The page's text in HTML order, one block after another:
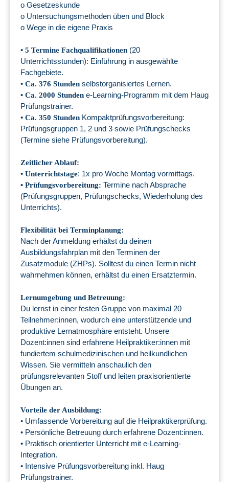
o Gesetzeskunde
o Untersuchungsmethoden üben und Block
o Wege in die eigene Praxis
• 5 Termine Fachqualifikationen (20
Unterrichtsstunden): Einführung in ausgewählte
Fachgebiete.
• Ca. 376 Stunden selbstorganisiertes Lernen.
• Ca. 2000 Stunden e-Learning-Programm mit dem Haug
Prüfungstrainer.
• Ca. 350 Stunden Kompaktprüfungsvorbereitung:
Prüfungsgruppen 1, 2 und 3 sowie Prüfungschecks
(Termine siehe Prüfungsvorbereitung).
Zeitlicher Ablauf:
• Unterrichtstage: 1x pro Woche Montag vormittags.
• Prüfungsvorbereitung: Termine nach Absprache
(Prüfungsgruppen, Prüfungschecks, Wiederholung des
Unterrichts).
Flexibilität bei Terminplanung:
Nach der Anmeldung erhältst du deinen
Ausbildungsfahrplan mit den Terminen der
Zusatzmodule (ZHPs). Solltest du einen Termin nicht
wahrnehmen können, erhältst du einen Ersatztermin.
Lernumgebung und Betreuung:
Du lernst in einer festen Gruppe von maximal 20
Teilnehmer:innen, wodurch eine unterstützende und
produktive Lernatmosphäre entsteht. Unsere
Dozent:innen sind erfahrene Heilpraktiker:innen mit
fundiertem schulmedizinischen und heilkundlichen
Wissen. Sie vermitteln anschaulich den
prüfungsrelevanten Stoff und leiten praxisorientierte
Übungen an.
Vorteile der Ausbildung:
• Umfassende Vorbereitung auf die Heilpraktikerprüfung.
• Persönliche Betreuung durch erfahrene Dozent:innen.
• Praktisch orientierter Unterricht mit e-Learning-
Integration.
• Intensive Prüfungsvorbereitung inkl. Haug
Prüfungstrainer.